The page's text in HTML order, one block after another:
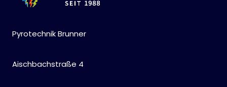
Pyrotechnik Brunner
Aischbachstraße 4